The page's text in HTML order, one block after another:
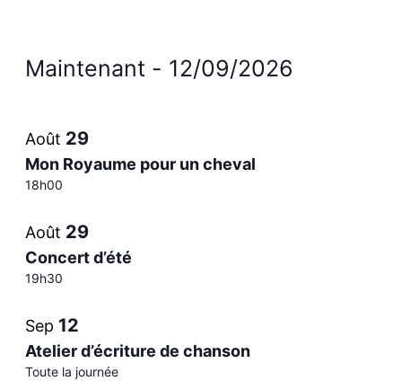
Évènements
Maintenant - 12/09/2026
date
List
of
events
in
Photo
View
Août 29
Mon Royaume pour un cheval
18h00
Août 29
Concert d’été
19h30
Sep 12
Atelier d’écriture de chanson
Toute la journée